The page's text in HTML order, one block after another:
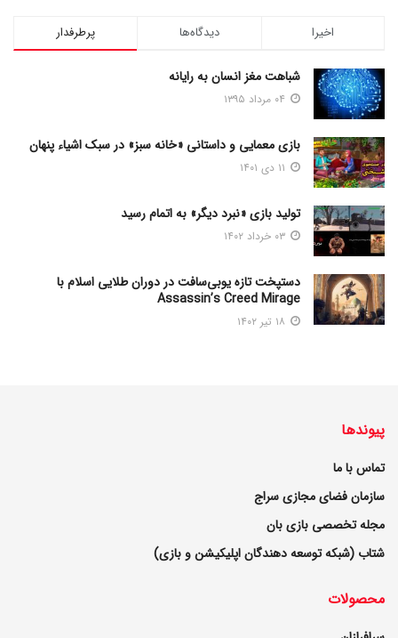
پرطرفدار دیدگاه‌ها اخیرا
شباهت مغز انسان به رایانه
بازی معمایی و داستانی «خانه سبز» در سبک اشیاء پنهان
تولید بازی «نبرد دیگر» به اتمام رسید
دستپخت تازه یوبی‌سافت در دوران طلایی اسلام با
Assassin’s Creed Mirage
پیوندها
تماس با ما
سازمان فضای مجازی سراج
مجله تخصصی بازی بان
شتاب (شبکه توسعه دهندگان اپلیکیشن و بازی)
محصولات